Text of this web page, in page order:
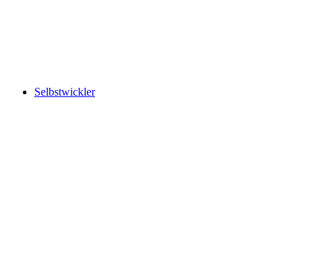
Selbstwickler